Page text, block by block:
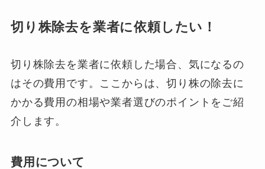
切り株除去を業者に依頼したい！
切り株除去を業者に依頼した場合、気になるの
はその費用です。ここからは、切り株の除去に
かかる費用の相場や業者選びのポイントをご紹
介します。
費用について